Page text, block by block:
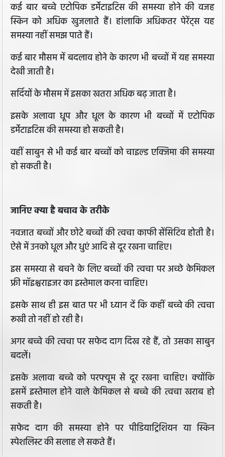
कई बार बच्चे एटोपिक डर्मेटाइटिस की समस्या होने की वजह
स्किन को अधिक खुजलाते हैं। हांलाकि अधिकतर पेरेंट्स यह
समस्या नहीं समझ पाते हैं।
कई बार मौसम में बदलाव होने के कारण भी बच्चों में यह समस्या
देखी जाती है।
सर्दियों के मौसम में इसका खतरा अधिक बढ़ जाता है।
इसके अलावा धूप और धूल के कारण भी बच्चों में एटोपिक
डर्मेटाइटिस की समस्या हो सकती है।
वहीं साबुन से भी कई बार बच्चों को चाइल्ड एक्जिमा की समस्या
हो सकती है।
जानिए क्या है बचाव के तरीके
नवजात बच्चों और छोटे बच्चों की त्वचा काफी सेंसिटिव होती है।
ऐसे में उनको धूल और धुएं आदि से दूर रखना चाहिए।
इस समस्या से बचने के लिए बच्चों की त्वचा पर अच्छे केमिकल
फ्री मॉइश्चराइजर का इस्तेमाल करना चाहिए।
इसके साथ ही इस बात पर भी ध्यान दें कि कहीं बच्चे की त्वचा
रूखी तो नहीं हो रही है।
अगर बच्चे की त्वचा पर सफेद दाग दिख रहे हैं, तो उसका साबुन
बदलें।
इसके अलावा बच्चे को परफ्यूम से दूर रखना चाहिए। क्योंकि
इसमें इस्तेमाल होने वाले केमिकल से बच्चे की त्वचा खराब हो
सकती है।
सफेद दाग की समस्या होने पर पीडियाट्रिशियन या स्किन
स्पेशलिस्ट की सलाह ले सकते हैं।